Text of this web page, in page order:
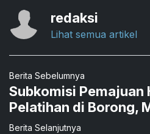
redaksi
Lihat semua artikel
Berita Sebelumnya
Subkomisi Pemajuan
Pelatihan di Borong,
Berita Selanjutnya